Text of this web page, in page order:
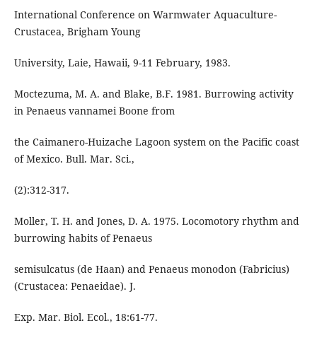
International Conference on Warmwater Aquaculture-
Crustacea, Brigham Young
University, Laie, Hawaii, 9-11 February, 1983.
Moctezuma, M. A. and Blake, B.F. 1981. Burrowing activity
in Penaeus vannamei Boone from
the Caimanero-Huizache Lagoon system on the Pacific coast
of Mexico. Bull. Mar. Sci.,
(2):312-317.
Moller, T. H. and Jones, D. A. 1975. Locomotory rhythm and
burrowing habits of Penaeus
semisulcatus (de Haan) and Penaeus monodon (Fabricius)
(Crustacea: Penaeidae). J.
Exp. Mar. Biol. Ecol., 18:61-77.